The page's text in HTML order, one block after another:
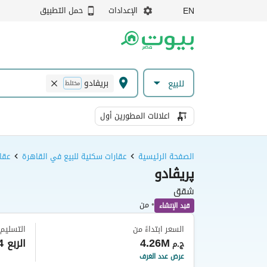
EN الإعدادات حمل التطبيق
للبيع بريفادو مختلط
اعلانات المطورين أول
الصفحة الرئيسية عقارات سكنية للبيع في القاهرة
پريڤادو
شقق
قيد الإنشاء •من
السعر ابتداءً من
ج.م4.26M
عرض عدد الغرف
التسليم
الربع 4 من عام 2030